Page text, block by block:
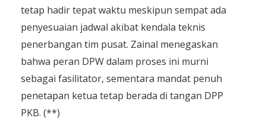
tetap hadir tepat waktu meskipun sempat ada
penyesuaian jadwal akibat kendala teknis
penerbangan tim pusat. Zainal menegaskan
bahwa peran DPW dalam proses ini murni
sebagai fasilitator, sementara mandat penuh
penetapan ketua tetap berada di tangan DPP
PKB. (**)